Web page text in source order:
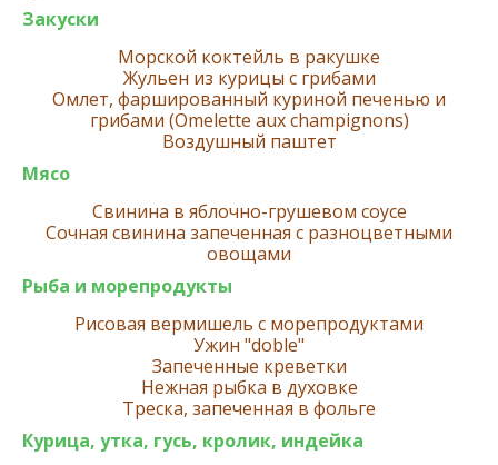
Закуски
Морской коктейль в ракушке
Жульен из курицы с грибами
Омлет, фаршированный куриной печенью и
грибами (Omelette aux champignons)
Воздушный паштет
Мясо
Свинина в яблочно-грушевом соусе
Сочная свинина запеченная с разноцветными
овощами
Рыба и морепродукты
Рисовая вермишель с морепродуктами
Ужин "doble"
Запеченные креветки
Нежная рыбка в духовке
Треска, запеченная в фольге
Курица, утка, гусь, кролик, индейка